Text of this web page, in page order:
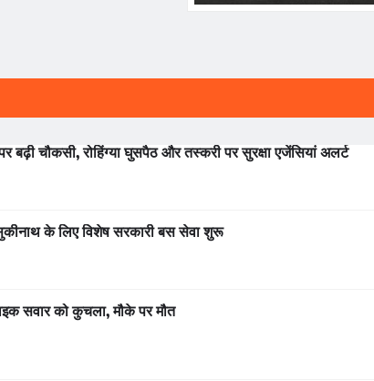
बढ़ी चौकसी, रोहिंग्या घुसपैठ और तस्करी पर सुरक्षा एजेंसियां अलर्ट
के लिए विशेष सरकारी बस सेवा शुरू
सवार को कुचला, मौके पर मौत